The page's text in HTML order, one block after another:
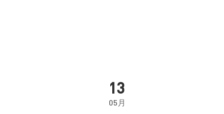
13
05月